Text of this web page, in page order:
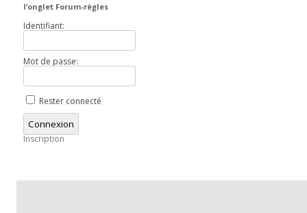
l’onglet Forum-règles
Identifiant:
Mot de passe:
Rester connecté
Connexion
Inscription